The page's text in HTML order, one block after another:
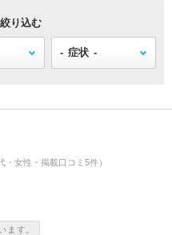
り込む
女性・掲載口コミ5件）
ます。